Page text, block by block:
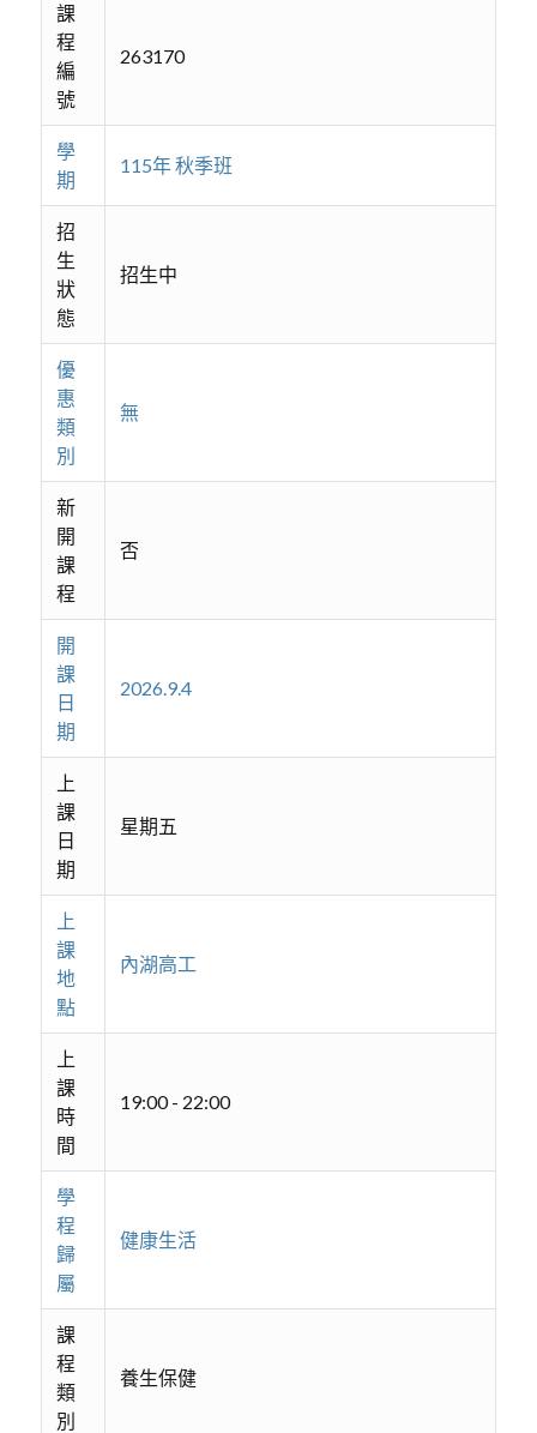
課
程
編
號
263170
學
期
115年 秋季班
招
生
狀
態
招生中
優
惠
類
別
無
新
開
課
程
否
開
課
日
期
2026.9.4
上
課
日
期
星期五
上
課
地
點
內湖高工
上
課
時
間
19:00 - 22:00
學
程
歸
屬
健康生活
課
程
類
別
養生保健